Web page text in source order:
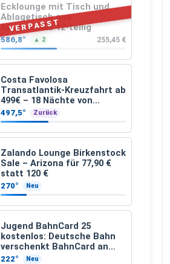
VERPASST
Ecklounge mit Tisch und
Ablagetisch aus
Akazienholz 12-teilig
586,8° ▲ 2 255,45 €
Costa Favolosa
Transatlantik-Kreuzfahrt ab
499€ – 18 Nächte von
Hamburg nach Guadeloupe
497,5° Zurück
Zalando Lounge Birkenstock
Sale – Arizona für 77,90 €
statt 120 €
270° Neu
Jugend BahnCard 25
kostenlos: Deutsche Bahn
verschenkt BahnCard an
Kinder und Jugendliche
222° Neu